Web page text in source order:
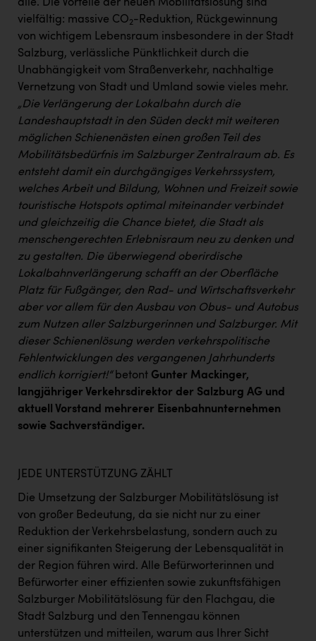
kunden basics
kontakt
alle. Die Vorteile der neuen Mobilitätslösung sind
vielfältig: massive CO2-Reduktion, Rückgewinnung
von wichtigem Lebensraum insbesondere in der Stadt
Salzburg, verlässliche Pünktlichkeit durch die
Unabhängigkeit vom Straßenverkehr, nachhaltige
Vernetzung von Stadt und Umland sowie vieles mehr.
„Die Verlängerung der Lokalbahn durch die
Landeshauptstadt in den Süden deckt mit weiteren
möglichen Schienenästen einen großen Teil des
Mobilitätsbedürfnis im Salzburger Zentralraum ab. Es
entsteht damit ein durchgängiges Verkehrssystem,
welches Arbeit und Bildung, Wohnen und Freizeit sowie
touristische Hotspots optimal miteinander verbindet
und gleichzeitig die Chance bietet, die Stadt als
menschengerechten Erlebnisraum neu zu denken und
zu gestalten. Die überwiegend oberirdische
Lokalbahnverlängerung schafft an der Oberfläche
Platz für Fußgänger, den Rad- und Wirtschaftsverkehr
aber vor allem für den Ausbau von Obus- und Autobus
zum Nutzen aller Salzburgerinnen und Salzburger. Mit
dieser Schienenlösung werden verkehrspolitische
Fehlentwicklungen des vergangenen Jahrhunderts
endlich korrigiert!“betont Gunter Mackinger,
langjähriger Verkehrsdirektor der Salzburg AG und
aktuell Vorstand mehrerer Eisenbahnunternehmen
sowie Sachverständiger.
JEDE UNTERSTÜTZUNG ZÄHLT
Die Umsetzung der Salzburger Mobilitätslösung ist
von großer Bedeutung, da sie nicht nur zu einer
Reduktion der Verkehrsbelastung, sondern auch zu
einer signifikanten Steigerung der Lebensqualität in
der Region führen wird. Alle Befürworterinnen und
Befürworter einer effizienten sowie zukunftsfähigen
Salzburger Mobilitätslösung für den Flachgau, die
Stadt Salzburg und den Tennengau können
unterstützen und mitteilen, warum aus Ihrer Sicht